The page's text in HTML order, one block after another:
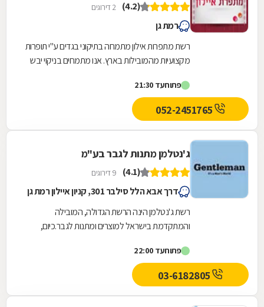
(4.2) 2 דירוגים
רמת גן
רשת מתפרות אילון מתמחה בתיקוני בגדים ע"י תופרות
מקצועיות מהמובילות בארץ. אנו מתמחים בניקוי יבש
פתוחעד 21:30
ג'נטלמן מתנות לגבר בע"מ
(4.1) 9 דירוגים
דרך אבא הלל סילבר 301, קניון איילון רמת גן
רשת ג'נטלמן הינה הרשת הגדולה, המובילה
והמתקדמת בישראל למוצרים ומתנות לגבר.כיום,
מובילים...
פתוחעד 22:00
03-6182805